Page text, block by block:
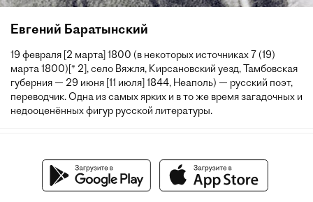
Евгений Баратынский
19 февраля [2 марта] 1800 (в некоторых источниках 7 (19)
марта 1800)[* 2], село Вяжля, Кирсановский уезд, Тамбовская
губерния — 29 июня [11 июля] 1844, Неаполь) — русский поэт,
переводчик. Одна из самых ярких и в то же время загадочных и
недооценённых фигур русской литературы.